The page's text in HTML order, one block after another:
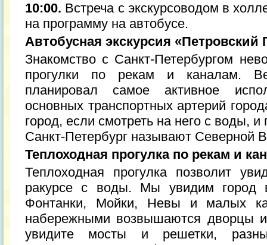
10:00. Встреча с экскурсоводом в
на программу на автобусе.
Автобусная экскурсия «Петровский
Знакомство с Санкт-Петербургом
прогулки по рекам и каналам.
планировал самое активное
основных транспортных артерий
город, если смотреть на него с воды, и
Санкт-Петербург называют Северной
Теплоходная прогулка по рекам и
Теплоходная прогулка позволит
ракурсе с воды. Мы увидим город
Фонтанки, Мойки, Невы и малых
набережными возвышаются дворцы
увидите мосты и решетки,